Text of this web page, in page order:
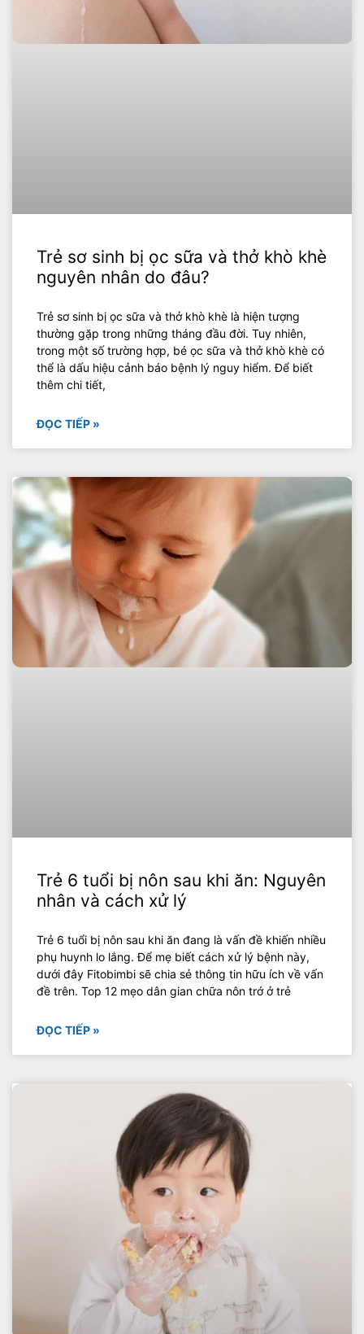
Trẻ sơ sinh bị ọc sữa và thở khò khè
nguyên nhân do đâu?
Trẻ sơ sinh bị ọc sữa và thở khò khè là hiện tượng
thường gặp trong những tháng đầu đời. Tuy nhiên,
trong một số trường hợp, bé ọc sữa và thở khò khè có
thể là dấu hiệu cảnh báo bệnh lý nguy hiểm. Để biết
thêm chi tiết,
ĐỌC TIẾP »
Trẻ 6 tuổi bị nôn sau khi ăn: Nguyên
nhân và cách xử lý
Trẻ 6 tuổi bị nôn sau khi ăn đang là vấn đề khiến nhiều
phụ huynh lo lắng. Để mẹ biết cách xử lý bệnh này,
dưới đây Fitobimbi sẽ chia sẻ thông tin hữu ích về vấn
đề trên. Top 12 mẹo dân gian chữa nôn trớ ở trẻ
ĐỌC TIẾP »